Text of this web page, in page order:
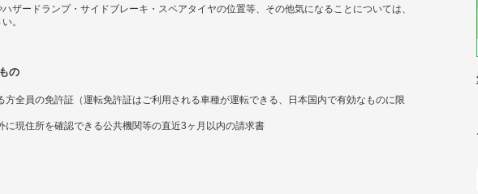
ザードランプ・サイドブレーキ・スペアタイヤの位置等、その他気になることについては、
。
の
方全員の免許証（運転免許証はご利用される車種が運転できる、日本国内で有効なものに限
に現住所を確認できる公共機関等の直近3ヶ月以内の請求書